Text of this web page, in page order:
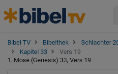
Bibel TV Bibelthek Schlachter
Kapitel 33
Vers 19
1. Mose (Genesis) 33, Vers 19